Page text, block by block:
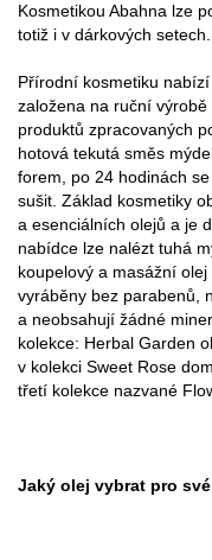
Kosmetikou Abahna lze
totiž i v dárkových setech.
Přírodní kosmetiku
založena na ruční
produktů zpracovaných
hotová tekutá směs
forem, po 24 hodinách
sušit. Základ kosmetiky
a esenciálních olejů a je
nabídce lze nalézt tuhá
koupelový a masážní
vyráběny bez parabenů,
a neobsahují žádné
kolekce: Herbal Garden
v kolekci Sweet Rose
třetí kolekce nazvané
Jaký olej vybrat pro